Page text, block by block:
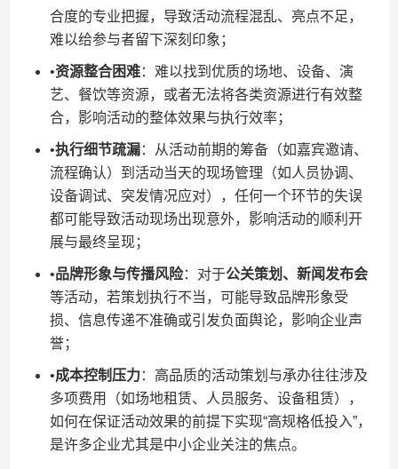
合度的专业把握，导致活动流程混乱、亮点不足，
难以给参与者留下深刻印象；
•​​资源整合困难​​：难以找到优质的场地、设备、演
艺、餐饮等资源，或者无法将各类资源进行有效整
合，影响活动的整体效果与执行效率；
•​​执行细节疏漏​​：从活动前期的筹备（如嘉宾邀请、
流程确认）到活动当天的现场管理（如人员协调、
设备调试、突发情况应对），任何一个环节的失误
都可能导致活动现场出现意外，影响活动的顺利开
展与最终呈现；
•​​品牌形象与传播风险​​：对于​​公关策划、新闻发布会​​
等活动，若策划执行不当，可能导致品牌形象受
损、信息传递不准确或引发负面舆论，影响企业声
誉；
•​​成本控制压力​​：高品质的活动策划与承办往往涉及
多项费用（如场地租赁、人员服务、设备租赁），
如何在保证活动效果的前提下实现“高规格低投入”，
是许多企业尤其是中小企业关注的焦点。